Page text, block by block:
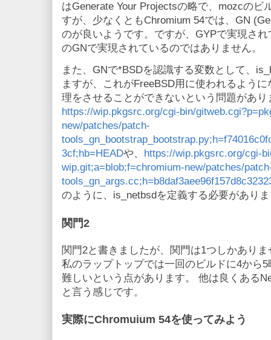
はGenerate Your Projectsの略で、mozcのビ
すが、少なくともChromium 54では、GN
のが良いようです。ですが、GYPで実現さ
のGNで実現されているのではありません。
また、GNで*BSDを認識する変数として、
ますが、これがFreeBSD用に使われるよう
理をさせることができないという問題があり
https://wip.pkgsrc.org/cgi-bin/
new/patches/patch-
3cf;hb=HEADや、
https://wip.pkgsrc.org/cgi-
wip.git;a=blob;f=chromium-new/patches/
のように、is_netbsdを定義する必要があり
関門2
関門2と書きましたが、関門は1つしかあり
私のラップトップでは一回のビルドに4から
難しいという点があります。 他は良くある
と言う感じです。
実際にChromuium 54を使ってみよう